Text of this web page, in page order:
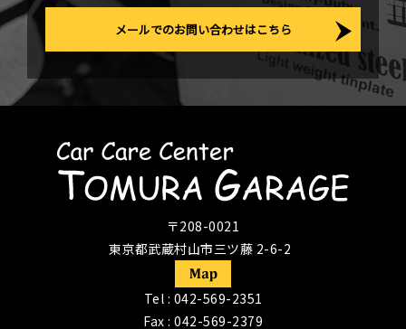
メールでのお問い合わせはこちら
〒208-0021
東京都武蔵村山市三ツ藤 2-6-2
Tel : 042-569-2351
Fax : 042-569-2379